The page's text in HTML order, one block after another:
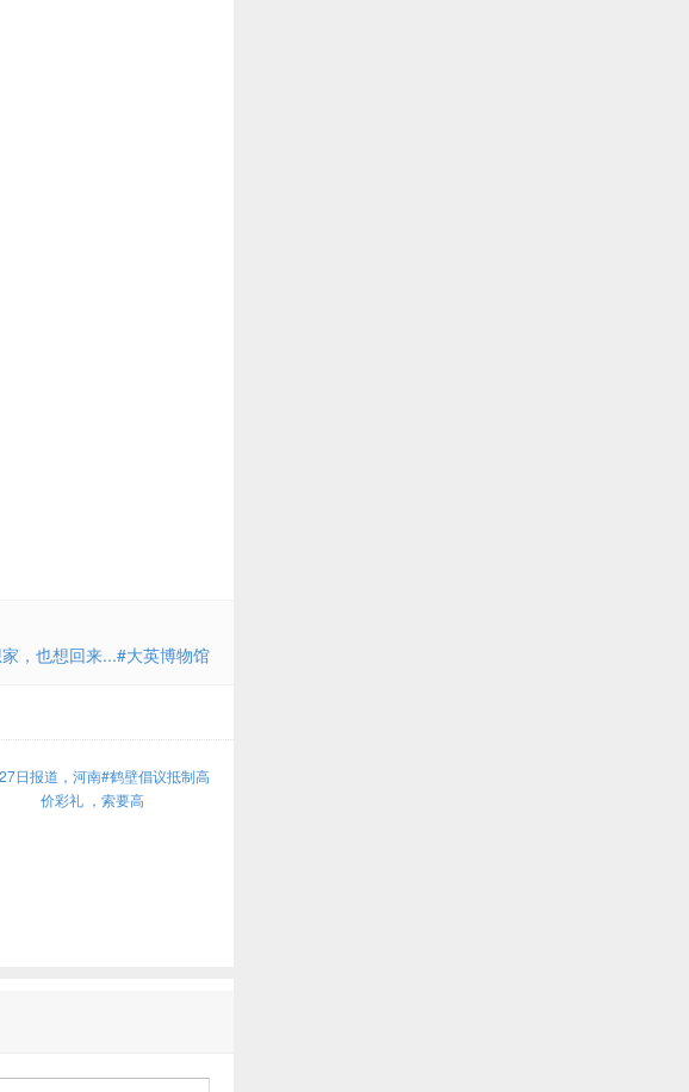
，也想回来...#大英博物馆
日报道，河南#鹤壁倡议抵制高
价彩礼 ，索要高